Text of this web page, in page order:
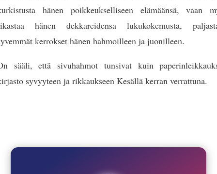
hänen poikkeukselliseen elämäänsä, vaan
hänen dekkareidensa lukukokemusta,
kerrokset hänen hahmoilleen ja juonilleen.
sääli, että sivuhahmot tunsivat kuin
syvyyteen ja rikkaukseen Kesällä kerran verrattuna.